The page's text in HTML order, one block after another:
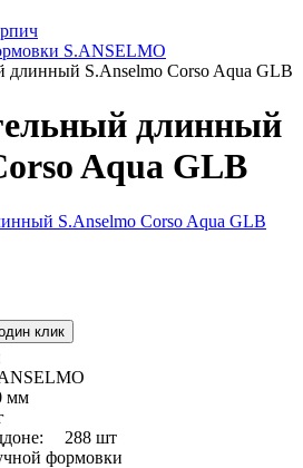
S.ANSELMO
длинный S.Anselmo Corso Aqua GLB
длинный
Aqua GLB
клик
мм
288 шт
формовки